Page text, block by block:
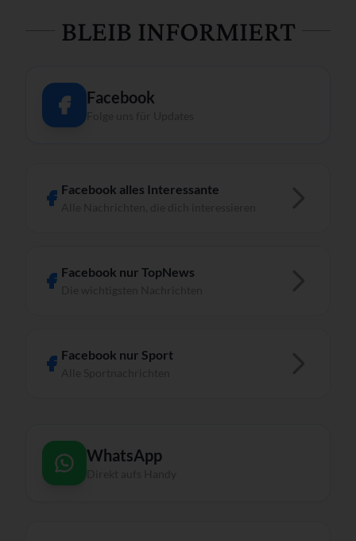
BLEIB INFORMIERT
Facebook
Facebook alles Interessante
Facebook nur TopNews
Facebook nur Sport
WhatsApp